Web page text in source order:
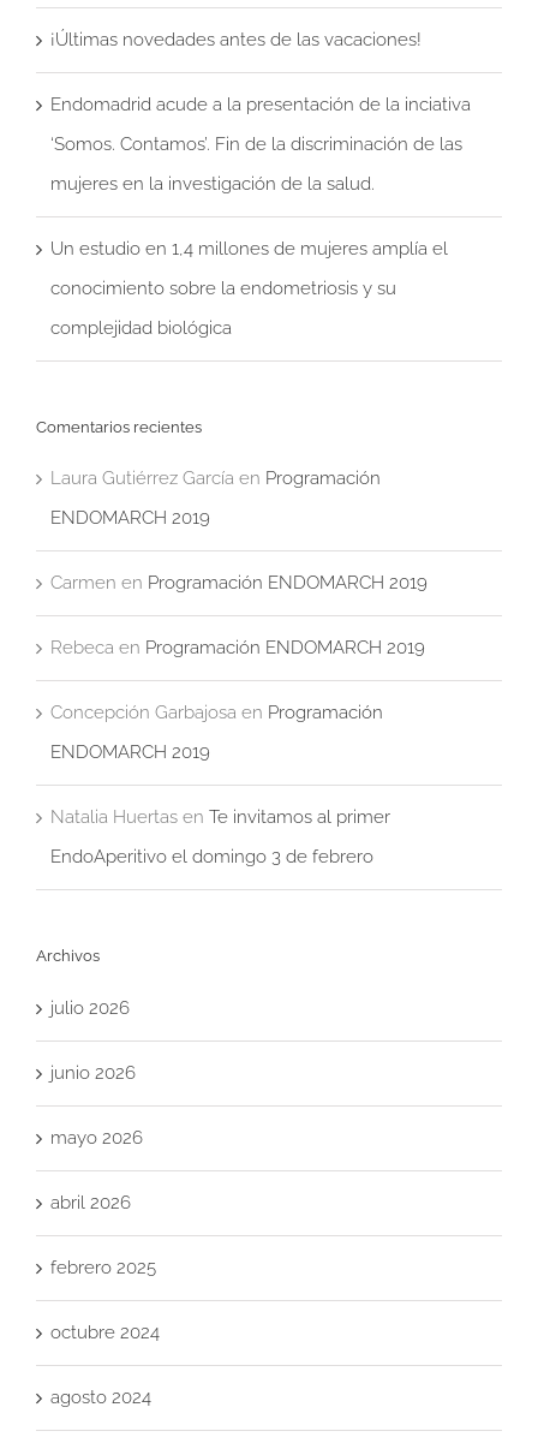
¡Últimas novedades antes de las vacaciones!
Endomadrid acude a la presentación de la inciativa
‘Somos. Contamos’. Fin de la discriminación de las
mujeres en la investigación de la salud.
Un estudio en 1,4 millones de mujeres amplía el
conocimiento sobre la endometriosis y su
complejidad biológica
Comentarios recientes
Laura Gutiérrez García en Programación
ENDOMARCH 2019
Carmen en Programación ENDOMARCH 2019
Rebeca en Programación ENDOMARCH 2019
Concepción Garbajosa en Programación
ENDOMARCH 2019
Natalia Huertas en Te invitamos al primer
EndoAperitivo el domingo 3 de febrero
Archivos
julio 2026
junio 2026
mayo 2026
abril 2026
febrero 2025
octubre 2024
agosto 2024